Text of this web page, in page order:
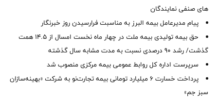
های صنفی نمایندگان
پیام مدیرعامل بیمه البرز به مناسبت فرارسیدن روز خبرنگار
حق بیمه تولیدی بیمه ملت در چهار ماه نخست امسال از 14.5 همت
گذشت/ رشد 90 درصدی نسبت به مدت مشابه سال گذشته
سرپرست اداره كل روابط عمومی بیمه مركزی منصوب شد
پرداخت خسارت ۶ میلیارد تومانی بیمه تجارت‌نو به شرکت «بهینه‌سازان
سبز جم»